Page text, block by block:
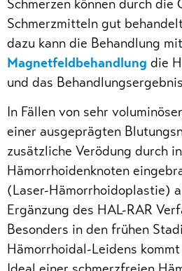
Schmerzen können durch die
Schmerzmitteln gut
dazu kann die Behandlung mit
Magnetfeldbehandlung die
und das
In Fällen von sehr
einer ausgeprägten
zusätzliche Verödung durch
Hämorrhoidenknoten
(Laser-Hämorrhoidoplastie)
Ergänzung des HAL-RAR
Besonders in den frühen
Hämorrhoidal-Leidens